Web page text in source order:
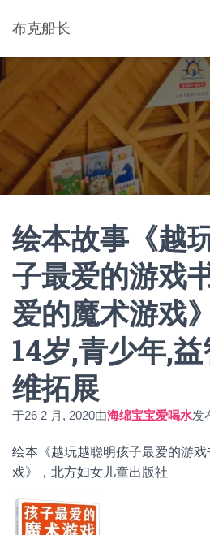
布克船长
绘本故事《越
子最爱的游戏
爱的魔术游戏
14岁,青少年,
维拓展
于26 2 月, 2020由海绵宝宝爱喝水发
绘本《越玩越聪明孩子最爱的游
戏》，北方妇女儿童出版社